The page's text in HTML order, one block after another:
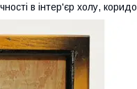
в інтер'єр холу,